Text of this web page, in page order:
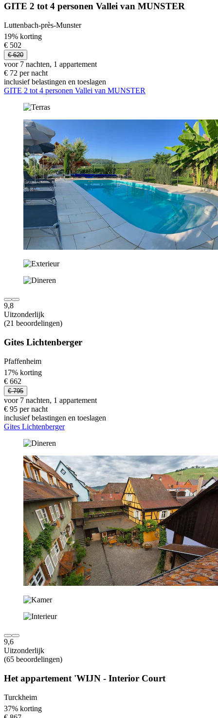
GITE 2 tot 4 personen Vallei van MUNSTER
Luttenbach-près-Munster
19% korting
€ 502
€ 620
voor 7 nachten, 1 appartement
€ 72 per nacht
inclusief belastingen en toeslagen
GITE 2 tot 4 personen Vallei van MUNSTER
9,8
Uitzonderlijk
(21 beoordelingen)
Gites Lichtenberger
Pfaffenheim
17% korting
€ 662
€ 795
voor 7 nachten, 1 appartement
€ 95 per nacht
inclusief belastingen en toeslagen
Gites Lichtenberger
9,6
Uitzonderlijk
(65 beoordelingen)
Het appartement 'WIJN - Interior Court
Turckheim
37% korting